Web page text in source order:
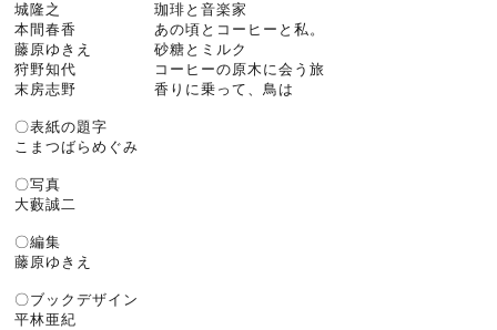
城隆之 珈琲と音楽家
本間春香 あの頃とコーヒーと私。
藤原ゆきえ 砂糖とミルク
狩野知代 コーヒーの原木に会う旅
末房志野 香りに乗って、鳥は
〇表紙の題字
こまつばらめぐみ
〇写真
大藪誠二
〇編集
藤原ゆきえ
〇ブックデザイン
平林亜紀